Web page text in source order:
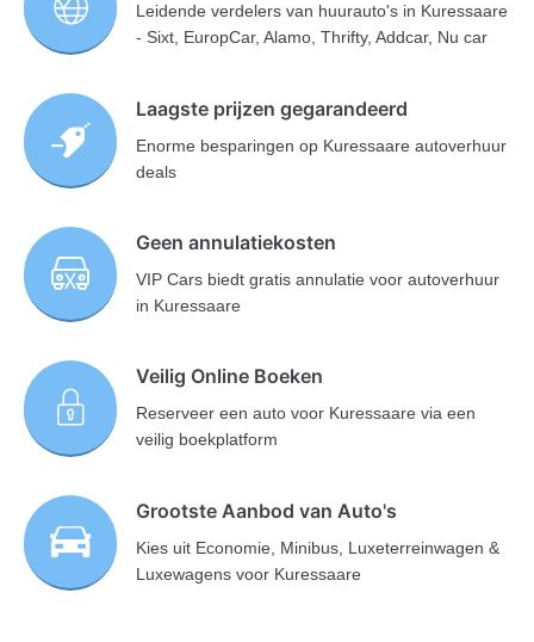
Leidende verdelers van huurauto's in Kuressaare
- Sixt, EuropCar, Alamo, Thrifty, Addcar, Nu car
Laagste prijzen gegarandeerd
Enorme besparingen op Kuressaare autoverhuur
deals
Geen annulatiekosten
VIP Cars biedt gratis annulatie voor autoverhuur
in Kuressaare
Veilig Online Boeken
Reserveer een auto voor Kuressaare via een
veilig boekplatform
Grootste Aanbod van Auto's
Kies uit Economie, Minibus, Luxeterreinwagen &
Luxewagens voor Kuressaare